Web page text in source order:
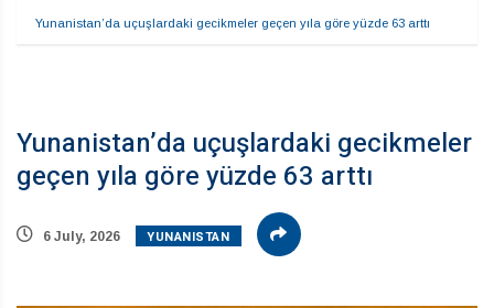
Yunanistan’da uçuşlardaki gecikmeler geçen yıla göre yüzde 63 arttı
Yunanistan’da uçuşlardaki gecikmeler
geçen yıla göre yüzde 63 arttı
6 July, 2026 YUNANISTAN